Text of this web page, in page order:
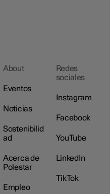
About
Eventos
Noticias
Sostenibilid
ad
Acerca de
Polestar
Empleo
Redes
sociales
Instagram
Facebook
YouTube
LinkedIn
TikTok